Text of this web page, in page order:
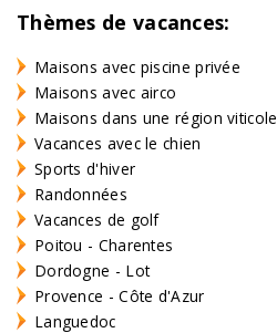
Thèmes de vacances:
Maisons avec piscine privée
Maisons avec airco
Maisons dans une région viticole
Vacances avec le chien
Sports d'hiver
Randonnées
Vacances de golf
Poitou - Charentes
Dordogne - Lot
Provence - Côte d'Azur
Languedoc